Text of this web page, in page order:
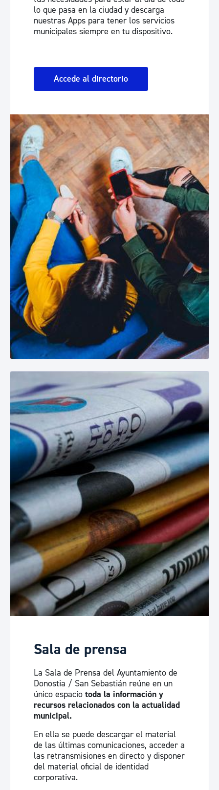
lo que pasa en la ciudad y descarga
nuestras Apps para tener los servicios
municipales siempre en tu dispositivo.
Accede al directorio
Sala de prensa
La Sala de Prensa del Ayuntamiento de
Donostia / San Sebastián reúne en un
único espacio toda la información y
recursos relacionados con la actualidad
municipal.
En ella se puede descargar el material
de las últimas comunicaciones, acceder a
las retransmisiones en directo y disponer
del material oficial de identidad
corporativa.